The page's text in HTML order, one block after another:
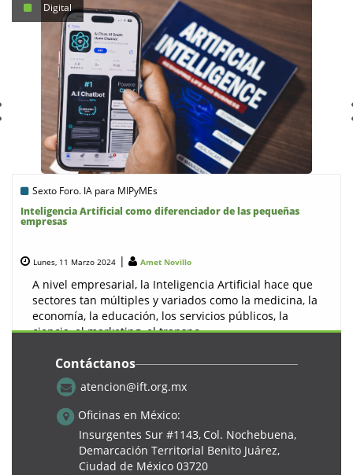
Digital
Sexto Foro. IA para MIPyMEs
Inteligencia Artificial como diferenciador de las pequeñas
empresas
Lunes, 11 Marzo 2024 | Amet Novillo
A nivel empresarial, la Inteligencia Artificial hace que
sectores tan múltiples y variados como la medicina, la
economía, la educación, los servicios públicos, la
ciencia, el marketing, el transpo ...
Contáctanos
atencion@ift.org.mx
Oficinas en México:
Insurgentes Sur #1143, Col. Nochebuena,
Demarcación Territorial Benito Juárez,
Ciudad de México 03720